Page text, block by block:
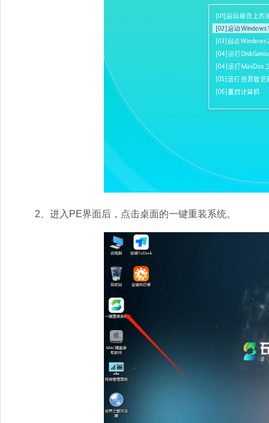
2、进入PE界面后，点击桌面的一键重装系统。